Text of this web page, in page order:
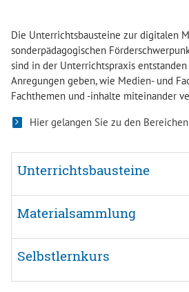
Die Unterrichtsbausteine zur digitalen
sonderpädagogischen
sind in der Unterrichtspraxis
Anregungen geben, wie Medien- und
Fachthemen und -inhalte miteinander
Hier gelangen Sie zu den Bereichen
Unterrichtsbausteine
Materialsammlung
Selbstlernkurs